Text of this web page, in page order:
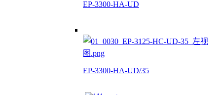
EP-3300-HA-UD
EP-3300-HA-UD/35